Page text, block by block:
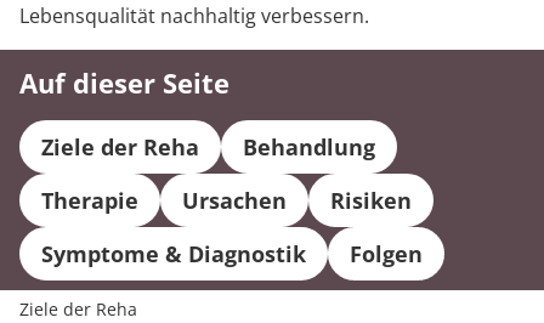
Lebensqualität nachhaltig verbessern.
Auf dieser Seite
Ziele der Reha
Behandlung
Therapie
Ursachen
Risiken
Symptome & Diagnostik
Folgen
Ziele der Reha